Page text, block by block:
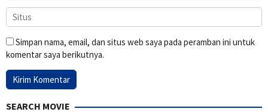
Simpan nama, email, dan situs web saya pada peramban ini untuk
komentar saya berikutnya.
SEARCH MOVIE